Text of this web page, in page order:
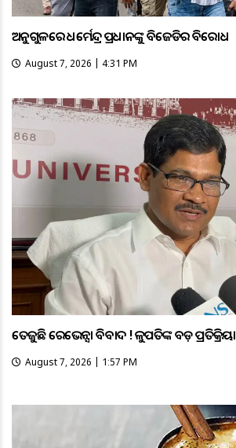
ଅନୁଗୁଳରେ ଧର୍ମେନ୍ଦ୍ର ପ୍ରଧାନଙ୍କୁ ବିଜେଡିର ବିରୋଧ
August 7, 2026 | 4:31 PM
ତେଜୁଛି ରେଭେନ୍ସା ବିବାଦ ! କୁଳପତିଙ୍କ ବଡ଼ ପ୍ରତିକ୍ରିୟା
August 7, 2026 | 1:57 PM